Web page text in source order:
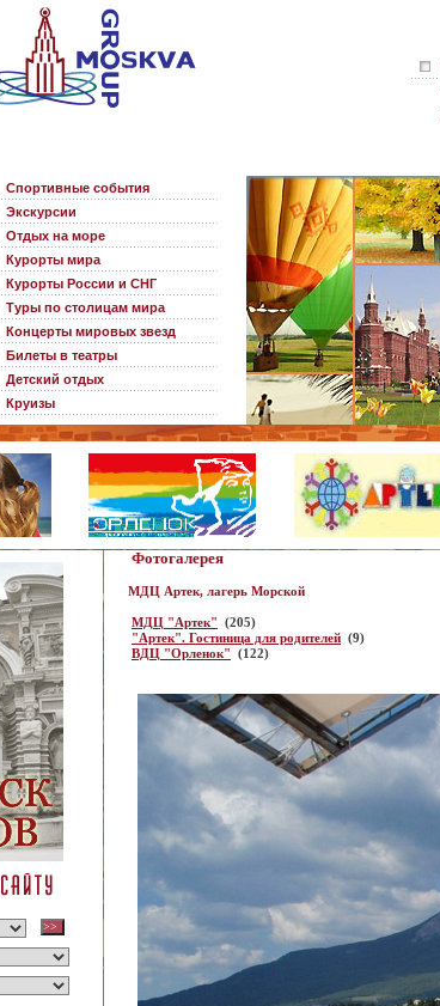
Спортивные события
Экскурсии
Отдых на море
Курорты мира
Курорты России и СНГ
Туры по столицам мира
Концерты мировых звезд
Билеты в театры
Детский отдых
Круизы
Фотогалерея
МДЦ Артек, лагерь Морской
МДЦ "Артек" (205)
"Артек". Гостиница для родителей (9)
ВДЦ "Орленок" (122)